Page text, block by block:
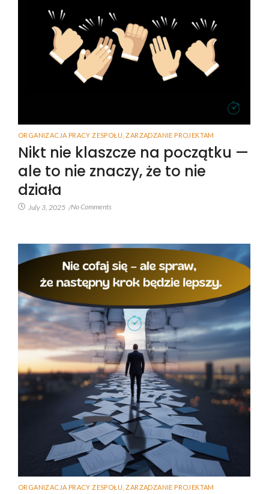
ORGANIZACJA PRACY ZESPOŁU ZARZĄDZANIE PROJEKTAM
Nikt nie klaszcze na początku —
ale to nie znaczy, że to nie
działa
July 3, 2025 /No Comments
ORGANIZACJA PRACY ZESPOŁU ZARZĄDZANIE PROJEKTAM